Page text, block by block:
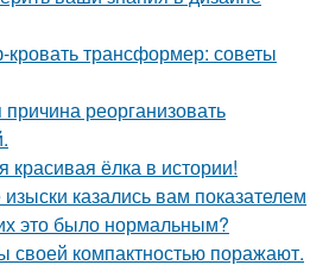
трансформер: советы
реорганизовать
красивая ёлка в истории!
казались вам показателем
это было нормальным?
своей компактностью поражают.